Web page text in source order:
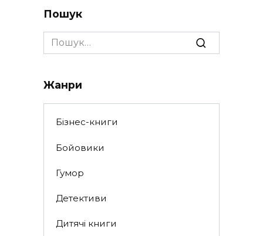
Пошук
Search
for:
Жанри
Бізнес-книги
Бойовики
Гумор
Детективи
Дитячі книги